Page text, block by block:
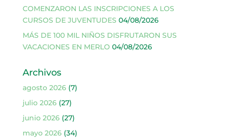
COMENZARON LAS INSCRIPCIONES A LOS
CURSOS DE JUVENTUDES 04/08/2026
MÁS DE 100 MIL NIÑOS DISFRUTARON SUS
VACACIONES EN MERLO 04/08/2026
Archivos
agosto 2026(7)
julio 2026(27)
junio 2026(27)
mayo 2026(34)